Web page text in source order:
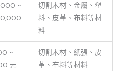
~
切割木材、金屬、塑
料、皮革、布料等材
料
~
元
切割木材、紙張、皮
革、布料等材料